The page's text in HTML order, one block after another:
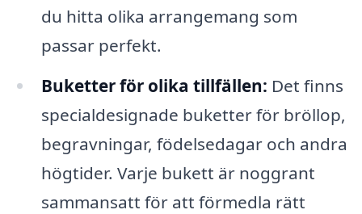
du hitta olika arrangemang som
passar perfekt.
Buketter för olika tillfällen: Det finns
specialdesignade buketter för bröllop,
begravningar, födelsedagar och andra
högtider. Varje bukett är noggrant
sammansatt för att förmedla rätt